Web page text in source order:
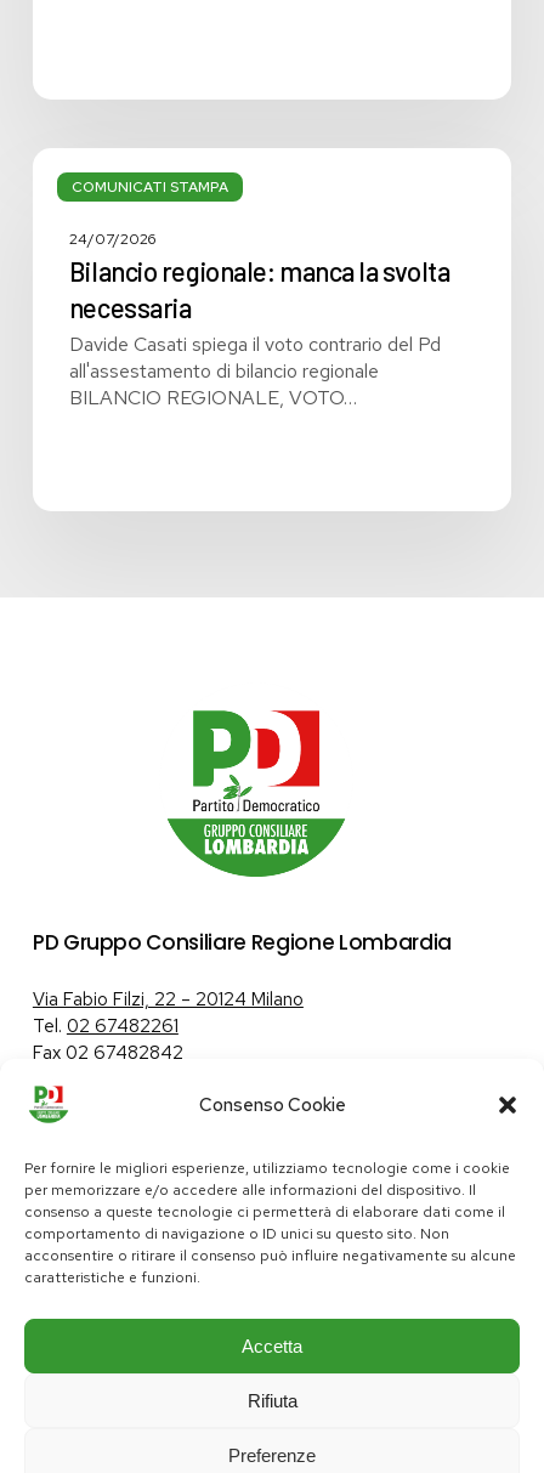
Consenso Cookie
Per fornire le migliori esperienze, utilizziamo tecnologie come i cookie
per memorizzare e/o accedere alle informazioni del dispositivo. Il
consenso a queste tecnologie ci permetterà di elaborare dati come il
comportamento di navigazione o ID unici su questo sito. Non
acconsentire o ritirare il consenso può influire negativamente su alcune
caratteristiche e funzioni.
Accetta
Rifiuta
Preferenze
COMUNICATI STAMPA
Bilancio
regionale:
svolta
24/07/2026
Bilancio regionale: manca la svolta
necessaria
Davide Casati spiega il voto contrario del Pd
all'assestamento di bilancio regionale
BILANCIO REGIONALE, VOTO…
PD Gruppo Consiliare Regione Lombardia
Via Fabio Filzi, 22 – 20124 Milano
Tel. 02 67482261
Fax 02 67482842
Tutela dei dati personali|Politica sui cookie
pd@consiglio.regione.lombardia.it
ufficiostampa.pd@consiglio.regione.lombardia.it
Pagine Facebook Gruppo Consiliare PD LombardiaPagina Messenger Gruppo Consiliare PD LombardiaPagina Instagram Gruppo PD LombardiaPagina Youtube Gruppo PD Lombardia